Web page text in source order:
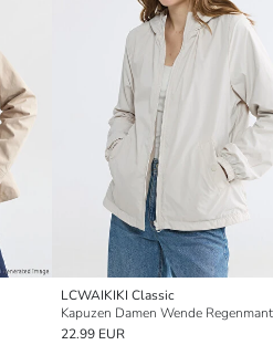
LCWAIKIKI Classic
Kapuzen Damen Wende
22.99 EUR